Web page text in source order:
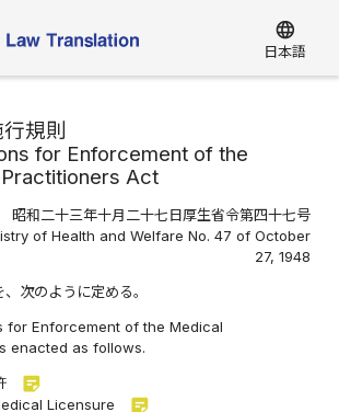
language
日本語
規則
for Enforcement of the
Act
昭和二十三年十月二十七日厚生省令第四十七号
of Health and Welfare No. 47 of October
27, 1948
、次のように定める。
for Enforcement of the Medical
enacted as follows.
sticky_note_2
Licensure sticky_note_2